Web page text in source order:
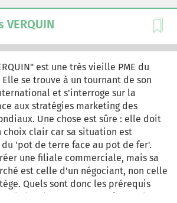
partie : les études préalables et la
est une très vieille PME du
Elle se trouve à un tournant de son
et s'interroge sur la
aux stratégies marketing des
Une chose est sûre : elle doit
choix clair car sa situation est
'pot de terre face au pot de fer'.
une filiale commerciale, mais sa
est celle d'un négociant, non celle
Quels sont donc les prérequis
d'aborder, avec un maximum de